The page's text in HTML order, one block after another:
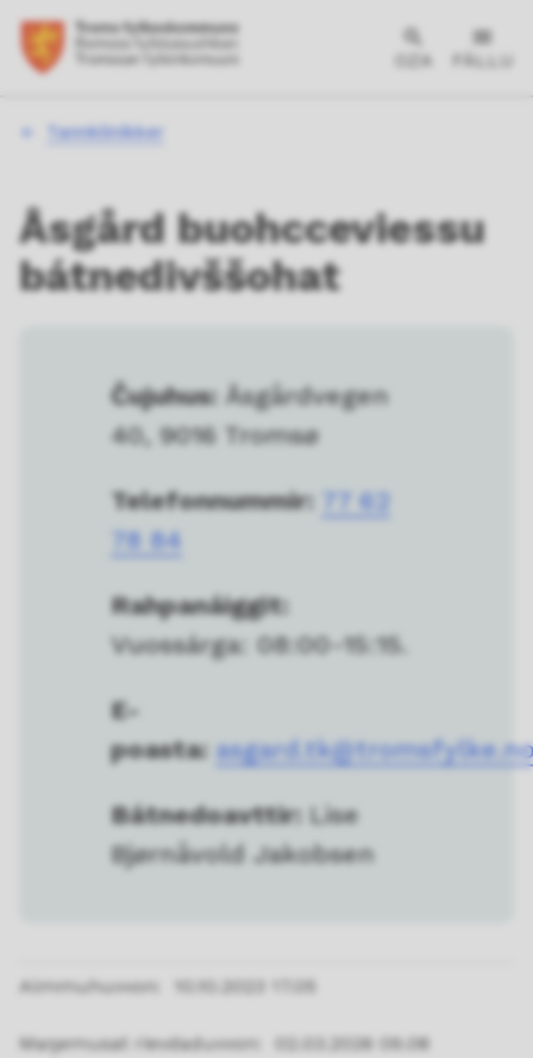
OZA FÁLLU
Don
Tannklinikker
Åsgård buohcceviessu
bátnedivššohat
Čujuhus: Åsgårdvegen
40, 9016 Tromsø
Telefonnummir:
77 62
78 84
Rahpanáiggit:
Vuossárga: 08:00-15:15.
E-
poasta:
Bátnedoavttir: Lise
Bjørnåvold Jakobsen
Almmuhuvvon 10.10.2023 17.05
Maŋemusat rievdaduvvon 02.03.2026 09.08